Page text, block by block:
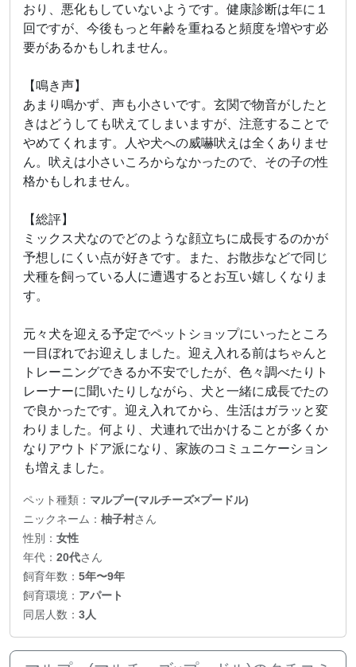
おり、悪化もしていないようです。健康診断は年に１
回ですが、今後もっと年齢を重ねると頻度を増やす必
要があるかもしれません。
【鳴き声】
あまり鳴かず、声も小さいです。玄関で物音がしたと
きはどうしても吠えてしまいますが、注意することで
やめてくれます。人や犬への威嚇吠えは全くありませ
ん。吠えは小さいころからなかったので、その子の性
格かもしれません。
【総評】
ミックス犬なのでどのような顔立ちに成長するのかが
予想しにくい点が好きです。また、お散歩などで同じ
犬種を飼っている人に遭遇するとお互い嬉しくなりま
す。
元々犬を迎える予定でペットショップにいったところ
一目ぼれでお迎えしました。迎え入れる前はちゃんと
トレーニングできるか不安でしたが、色々調べたりト
レーナーに聞いたりしながら、犬と一緒に成長でたの
で良かったです。迎え入れてから、生活はガラッと変
わりました。何より、犬連れで出かけることが多くか
なりアウトドア派になり、家族のコミュニケーション
も増えました。
ペット種類： マルプー(マルチーズ×プードル)
ニックネーム： 柚子村さん
性別： 女性
年代： 20代さん
飼育年数： 5年〜9年
飼育環境： アパート
同居人数： 3人